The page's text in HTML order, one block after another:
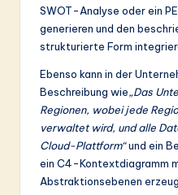
SWOT-Analyse oder ein
generieren und den
strukturierte Form
Ebenso kann in der
Beschreibung wie„Das
Regionen, wobei jede
verwaltet wird, und alle
Cloud-Plattform“und ein
ein C4-Kontextdiagramm
Abstraktionsebenen